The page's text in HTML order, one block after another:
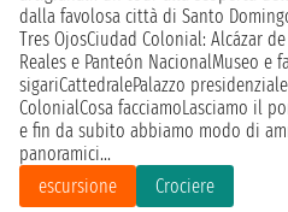
dalla favolosa città di Santo
Tres OjosCiudad Colonial: Alcázar
Reales e Panteón NacionalMuseo e
sigariCattedralePalazzo
ColonialCosa facciamoLasciamo il
e fin da subito abbiamo modo di
panoramici...
escursione
Crociere